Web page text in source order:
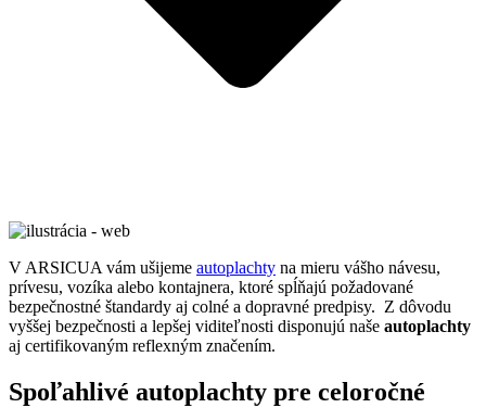
V ARSICUA vám ušijeme autoplachty na mieru vášho návesu,
prívesu, vozíka alebo kontajnera, ktoré spĺňajú požadované
bezpečnostné štandardy aj colné a dopravné predpisy. Z dôvodu
vyššej bezpečnosti a lepšej viditeľnosti disponujú naše autoplachty
aj certifikovaným reflexným značením.
Spoľahlivé autoplachty pre celoročné